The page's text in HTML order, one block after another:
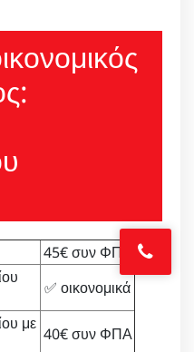
45€ συν ΦΠΑ
✅ οικονομικά
με
40€ συν ΦΠΑ